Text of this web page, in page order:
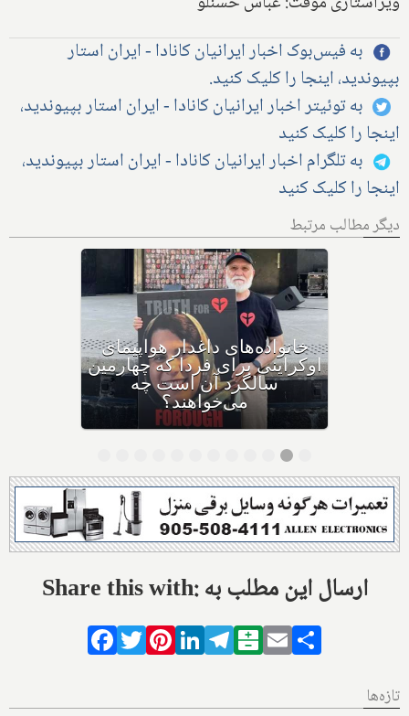
به فیس‌بوک اخبار ایرانیان کانادا - ایران استار
بپیوندید، اینجا را کلیک کنید.
به توئیتر اخبار ایرانیان کانادا - ایران استار بپیوندید،
اینجا را کلیک کنید
به تلگرام اخبار ایرانیان کانادا - ایران استار بپیوندید،
اینجا را کلیک کنید
دیگر مطالب مرتبط
دعوا در دادگاه بالا گرفت: کانادا
و متحدانش، جمهوری اسلامی
را به دلیل سرنگونی پرواز
اوکراینی به دیوان بین‌المللی
دادگستری لاهه می‌برند
Share this with: ارسال این مطلب به
Facebook
TwitterPinterestLinkedIn
Telegram
Balatarin
Email
تازه‌ها